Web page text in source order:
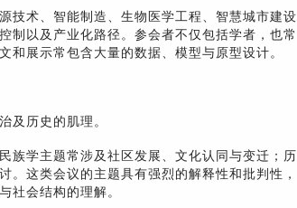
技术、智能制造、生物医学工程、智慧城市建设
制以及产业化路径。参会者不仅包括学者，也常
和展示常包含大量的数据、模型与原型设计。
及历史的肌理。
族学主题常涉及社区发展、文化认同与变迁；历
。这类会议的主题具有强烈的解释性和批判性，
社会结构的理解。